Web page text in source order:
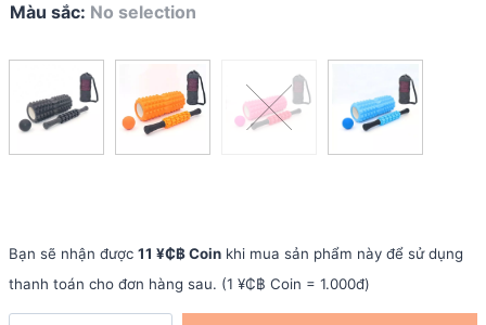
Màu sắc: No selection
Bạn sẽ nhận được 11 ¥₵฿ Coin khi mua sản phẩm này để sử dụng
thanh toán cho đơn hàng sau. (1 ¥₵฿ Coin = 1.000đ)